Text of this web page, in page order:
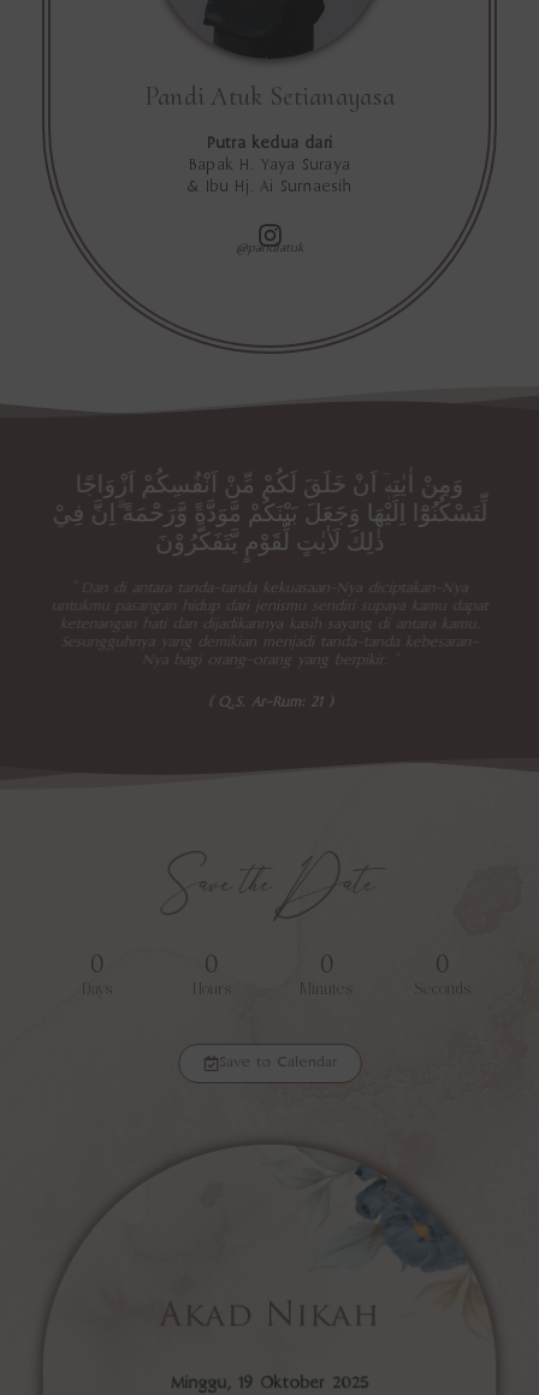
Pandi Atuk Setianayasa
Putra kedua dari
Bapak H. Yaya Suraya
& Ibu Hj. Ai Surnaesih
@pandiatuk
وَمِنْ اٰيٰتِهٖٓ اَنْ خَلَقَ لَكُمْ مِّنْ اَنْفُسِكُمْ اَزْوَاجًا
لِّتَسْكُنُوْٓا اِلَيْهَا وَجَعَلَ بَيْنَكُمْ مَّوَدَّةً وَّرَحْمَةً ۗاِنَّ فِيْ
ذٰلِكَ لَاٰيٰتٍ لِّقَوْمٍ يَّتَفَكَّرُوْنَ
" Dan di antara tanda-tanda kekuasaan-Nya diciptakan-Nya
untukmu pasangan hidup dari jenismu sendiri supaya kamu dapat
ketenangan hati dan dijadikannya kasih sayang di antara kamu.
Sesungguhnya yang demikian menjadi tanda-tanda kebesaran-
Nya bagi orang-orang yang berpikir. "
( Q.S. Ar-Rum: 21 )
Save the Date
0
Days
0
Hours
0
Minutes
0
Seconds
Save to Calendar
Akad Nikah
Minggu, 19 Oktober 2025